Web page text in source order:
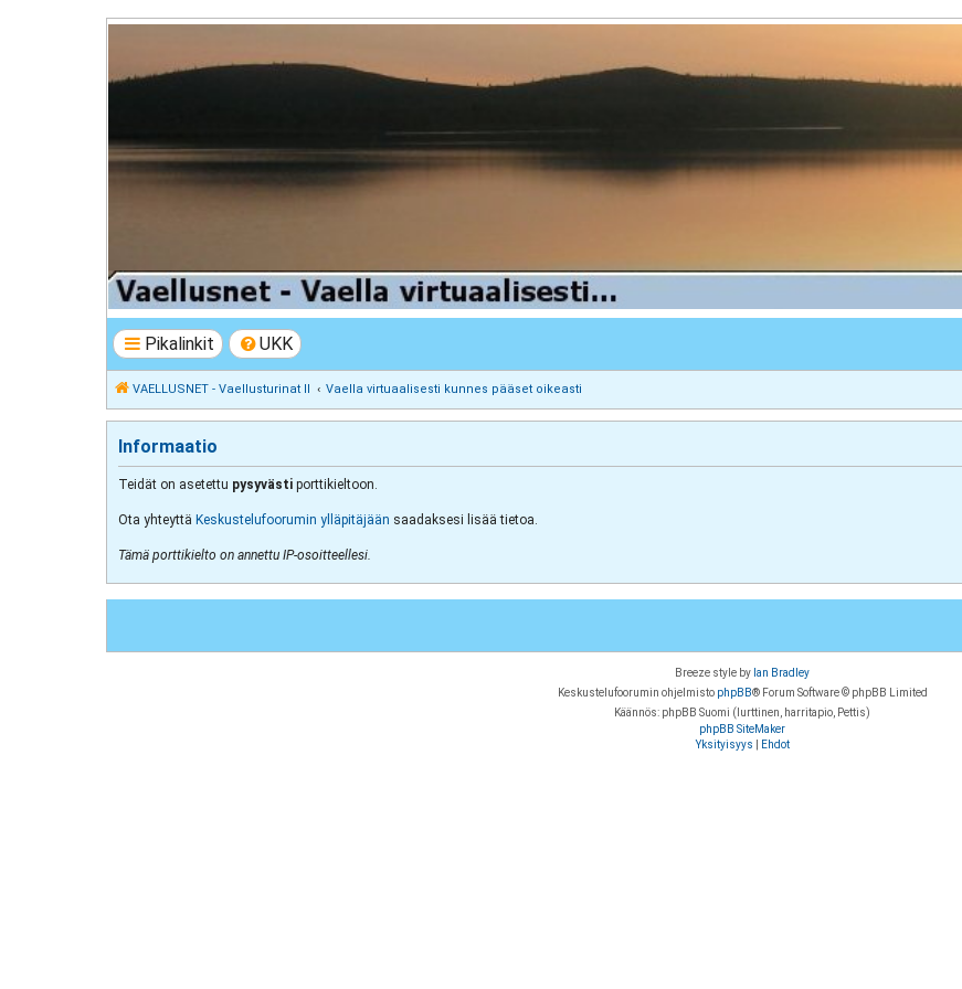
VAELLUSNET - Vaellusturinat II
Keskustelua vaeltamisesta ja Lapista
Pikalinkit UKK
VAELLUSNET - Vaellusturinat II Vaella virtuaalisesti kunnes pääset oikeasti
Informaatio
Teidät on asetettu pysyvästi porttikieltoon.
Ota yhteyttä Keskustelufoorumin ylläpitäjään saadaksesi lisää tietoa.
Tämä porttikielto on annettu IP-osoitteellesi.
Breeze style by Ian Bradley
Keskustelufoorumin ohjelmisto phpBB® Forum Software © phpBB Limited
Käännös: phpBB Suomi (lurttinen, harritapio, Pettis)
phpBB SiteMaker
Yksityisyys
Ehdot